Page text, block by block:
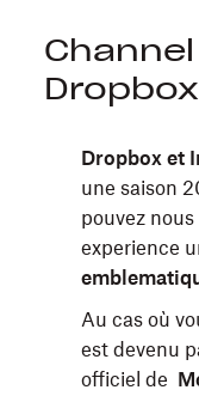
Dropbox et
une saison
pouvez
experience
Au cas où
est devenu
officiel de